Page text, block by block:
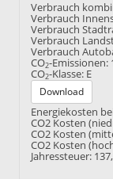
Verbrauch
Verbrauch
Verbrauch
Verbrauch
Verbrauch
CO2-Emissionen:
CO2-Klasse: E
Download
Energiekosten
CO2 Kosten
CO2 Kosten
CO2 Kosten
Jahressteuer: